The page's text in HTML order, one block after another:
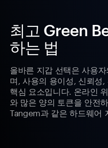
최고 Green
하는 법
올바른 지갑 선택은 사용
며, 사용의 용이성, 신뢰성
핵심 요소입니다. 온라인
와 많은 양의 토큰을 안전
Tangem과 같은 하드웨어